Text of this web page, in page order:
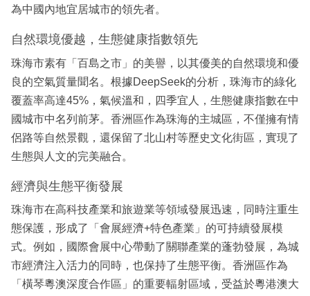
為中國內地宜居城市的領先者。
自然環境優越，生態健康指數領先
珠海市素有「百島之市」的美譽，以其優美的自然環境和優
良的空氣質量聞名。根據DeepSeek的分析，珠海市的綠化
覆蓋率高達45%，氣候溫和，四季宜人，生態健康指數在中
國城市中名列前茅。香洲區作為珠海的主城區，不僅擁有情
侶路等自然景觀，還保留了北山村等歷史文化街區，實現了
生態與人文的完美融合。
經濟與生態平衡發展
珠海市在高科技產業和旅遊業等領域發展迅速，同時注重生
態保護，形成了「會展經濟+特色產業」的可持續發展模
式。例如，國際會展中心帶動了關聯產業的蓬勃發展，為城
市經濟注入活力的同時，也保持了生態平衡。香洲區作為
「橫琴粵澳深度合作區」的重要輻射區域，受益於粵港澳大